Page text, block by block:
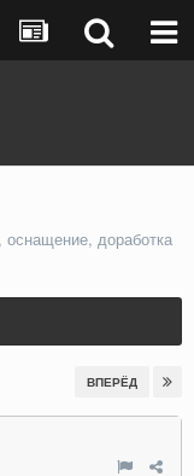
оснащение, доработка
ВПЕРЁД